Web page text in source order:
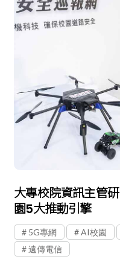
大專校院資訊主管
園5大推動引擎
5G專網 AI校園
遠傳電信